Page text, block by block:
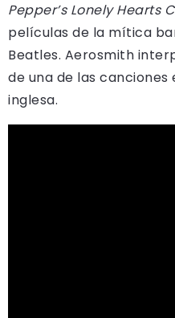
Pepper’s Lonely Hearts
películas de la mítica
Beatles. Aerosmith
de una de las
inglesa.